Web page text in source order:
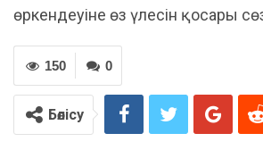
өркендеуіне өз үлесін қосары
0
150
Бөлісу